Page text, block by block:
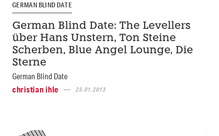
GERMAN BLIND DATE
German Blind Date: The Levellers
über Hans Unstern, Ton Steine
Scherben, Blue Angel Lounge, Die
Sterne
German Blind Date
christian ihle
25.01.2013